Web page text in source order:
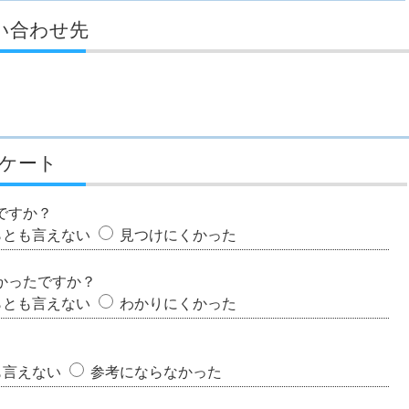
合わせ先
ート
すか？
も言えない
見つけにくかった
ったですか？
も言えない
わかりにくかった
えない 参考にならなかった